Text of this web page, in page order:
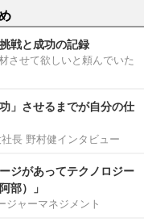
戦と成功の記録
させて欲しいと頼んでいた
」させるまでが自分の仕
長 野村健インタビュー
ジがあってテクノロジー
部）」
ジャーマネジメント